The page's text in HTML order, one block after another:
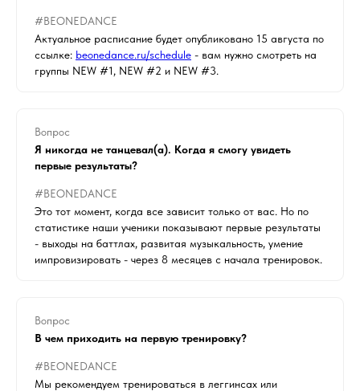
#BEONEDANCE
Актуальное расписание будет опубликовано 15 августа по
ссылке: beonedance.ru/schedule - вам нужно смотреть на
группы NEW #1, NEW #2 и NEW #3.
Вопрос
Я никогда не танцевал(а). Когда я смогу увидеть
первые результаты?
#BEONEDANCE
Это тот момент, когда все зависит только от вас. Но по
статистике наши ученики показывают первые результаты
- выходы на баттлах, развитая музыкальность, умение
импровизировать - через 8 месяцев с начала тренировок.
Вопрос
В чем приходить на первую тренировку?
#BEONEDANCE
Мы рекомендуем тренироваться в леггинсах или